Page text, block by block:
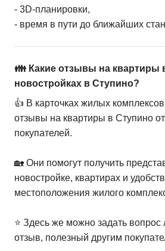
- 3D-планировки,
- время в пути до ближайших
👪 Какие отзывы на квартиры
новостройках в Ступино?
👍 В карточках жилых
отзывы на квартиры в Ступино
покупателей.
🏡 Они помогут получить
новостройке, квартирах и
местоположения жилого
⭐️ Здесь же можно задать вопрос
отзыв, полезный другим